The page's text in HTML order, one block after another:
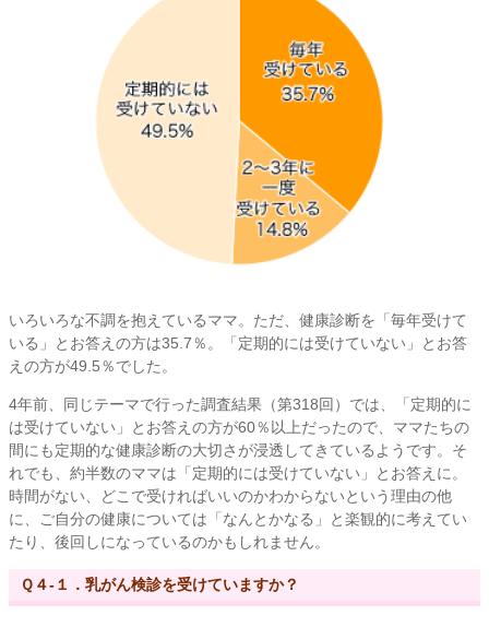
いろいろな不調を抱えているママ。ただ、健康診断を「毎年受けて
いる」とお答えの方は35.7％。「定期的には受けていない」とお答
えの方が49.5％でした。
4年前、同じテーマで行った調査結果（第318回）では、「定期的に
は受けていない」とお答えの方が60％以上だったので、ママたちの
間にも定期的な健康診断の大切さが浸透してきているようです。そ
れでも、約半数のママは「定期的には受けていない」とお答えに。
時間がない、どこで受ければいいのかわからないという理由の他
に、ご自分の健康については「なんとかなる」と楽観的に考えてい
たり、後回しになっているのかもしれません。
Ｑ４-１．乳がん検診を受けていますか？